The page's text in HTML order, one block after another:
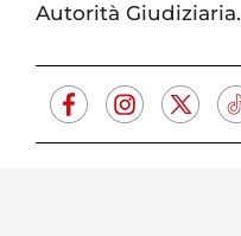
Autorità Giudiziaria.